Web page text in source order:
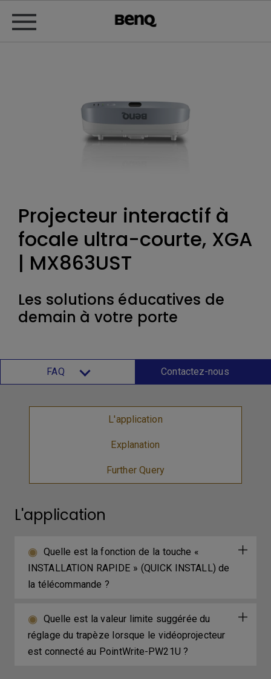
Projecteur interactif à
focale ultra-courte, XGA
| MX863UST
Les solutions éducatives de
demain à votre porte
FAQ Contactez-nous
L'application
Explanation
Further Query
L'application
Quelle est la fonction de la touche «
INSTALLATION RAPIDE » (QUICK INSTALL) de
la télécommande ?
Quelle est la valeur limite suggérée du
réglage du trapèze lorsque le vidéoprojecteur
est connecté au PointWrite-PW21U ?